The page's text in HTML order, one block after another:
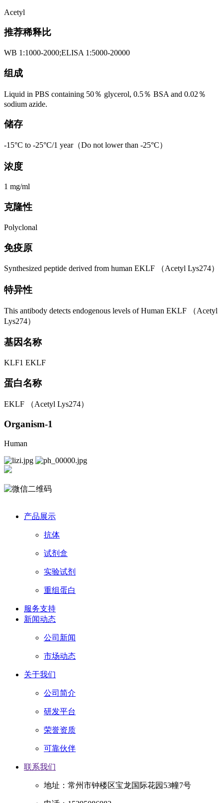
Acetyl
推荐稀释比
WB 1:1000-2000;ELISA 1:5000-20000
组成
Liquid in PBS containing 50％ glycerol, 0.5％ BSA and 0.02％
sodium azide.
储存
-15°C to -25°C/1 year（Do not lower than -25°C）
浓度
1 mg/ml
克隆性
Polyclonal
免疫原
Synthesized peptide derived from human EKLF （Acetyl Lys274）
特异性
This antibody detects endogenous levels of Human EKLF （Acetyl
Lys274）
基因名称
KLF1 EKLF
蛋白名称
EKLF （Acetyl Lys274）
Organism-1
Human
产品展示
抗体
试剂盒
实验试剂
重组蛋白
服务支持
新闻动态
公司新闻
市场动态
关于我们
公司简介
研发平台
荣誉资质
可靠伙伴
联系我们
地址：常州市钟楼区宝龙国际花园53幢7号